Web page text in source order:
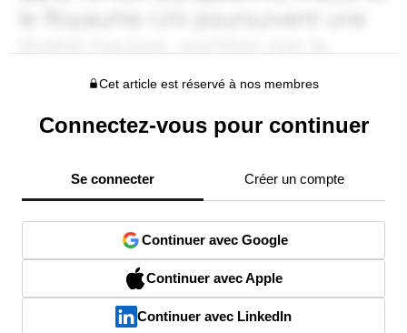
Cet article est réservé à nos membres
Connectez-vous pour continuer
Se connecter Créer un compte
Continuer avec Google
Continuer avec Apple
Continuer avec LinkedIn